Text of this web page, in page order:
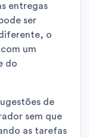
entregas
ser
o
um
do
de
sem que
as tarefas